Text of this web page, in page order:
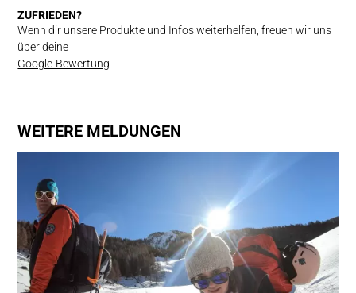
ZUFRIEDEN?
Wenn dir unsere Produkte und Infos weiterhelfen, freuen wir uns
über deine
Google-Bewertung
WEITERE MELDUNGEN